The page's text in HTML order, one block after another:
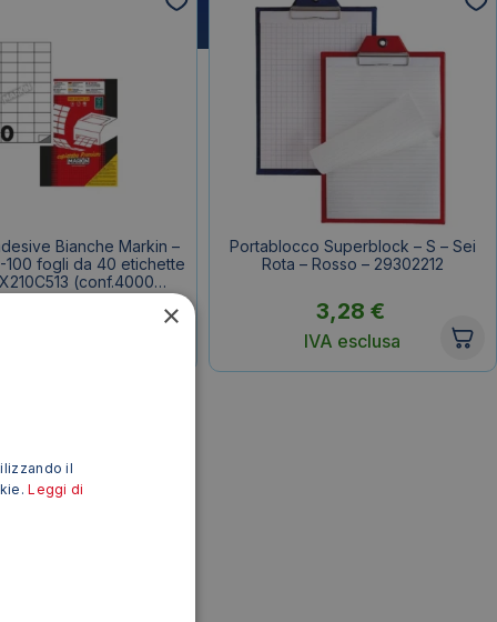
Bianche Markin –
100 fogli da 40 etichette
(conf.4000
etichette)
Portablocco Superblock – S – Sei
Rota – Rosso – 29302212
3,28€
IVA esclusa
×
il
Leggi di